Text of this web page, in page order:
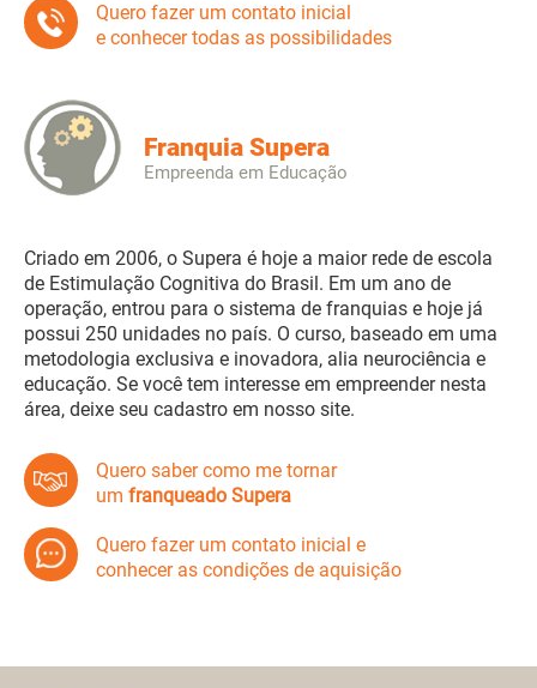
Quero fazer um contato inicial
e conhecer todas as possibilidades
Franquia Supera
Empreenda em Educação
Criado em 2006, o Supera é hoje a maior rede de escola
de Estimulação Cognitiva do Brasil. Em um ano de
operação, entrou para o sistema de franquias e hoje já
possui 250 unidades no país. O curso, baseado em uma
metodologia exclusiva e inovadora, alia neurociência e
educação. Se você tem interesse em empreender nesta
área, deixe seu cadastro em nosso site.
Quero saber como me tornar
um franqueado Supera
Quero fazer um contato inicial e
conhecer as condições de aquisição